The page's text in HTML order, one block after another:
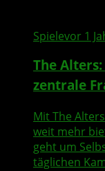
Spielevor 1
The
zentrale
Mit The
weit mehr
geht um
täglichen